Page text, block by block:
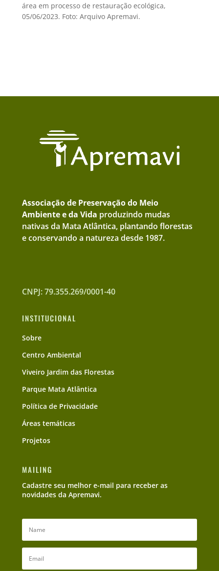
área em processo de restauração ecológica,
05/06/2023. Foto: Arquivo Apremavi.
Associação de Preservação do Meio
Ambiente e da Vida produzindo mudas
nativas da Mata Atlântica, plantando florestas
e conservando a natureza desde 1987.
CNPJ: 79.355.269/0001-40
INSTITUCIONAL
Sobre
Centro Ambiental
Viveiro Jardim das Florestas
Parque Mata Atlântica
Política de Privacidade
Áreas temáticas
Projetos
MAILING
Cadastre seu melhor e-mail para receber as
novidades da Apremavi.